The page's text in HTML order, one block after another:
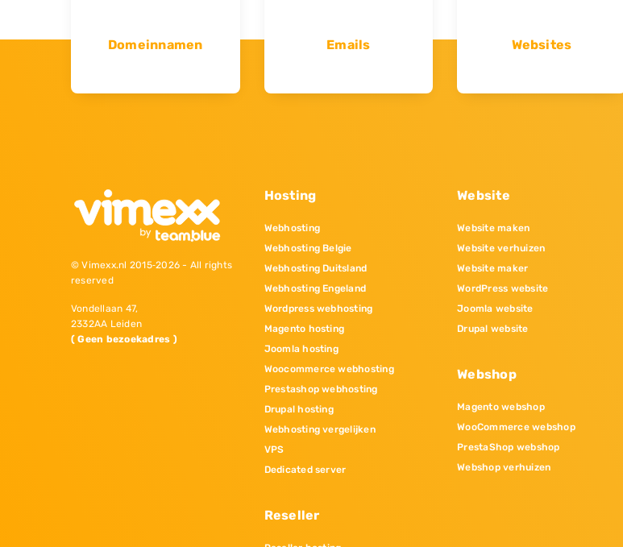
Domeinnamen Emails
Websites
© Vimexx.nl 2015‐2026 - All rights
reserved
Vondellaan 47,
2332AA Leiden
( Geen bezoekadres )
Hosting
Webhosting
Webhosting Belgie
Webhosting Duitsland
Webhosting Engeland
Wordpress webhosting
Magento hosting
Joomla hosting
Woocommerce webhosting
Prestashop webhosting
Drupal hosting
Webhosting vergelijken
VPS
Dedicated server
Reseller
Website
Website maken
Website verhuizen
Website maker
WordPress website
Joomla website
Drupal website
Webshop
Magento webshop
WooCommerce webshop
PrestaShop webshop
Webshop verhuizen